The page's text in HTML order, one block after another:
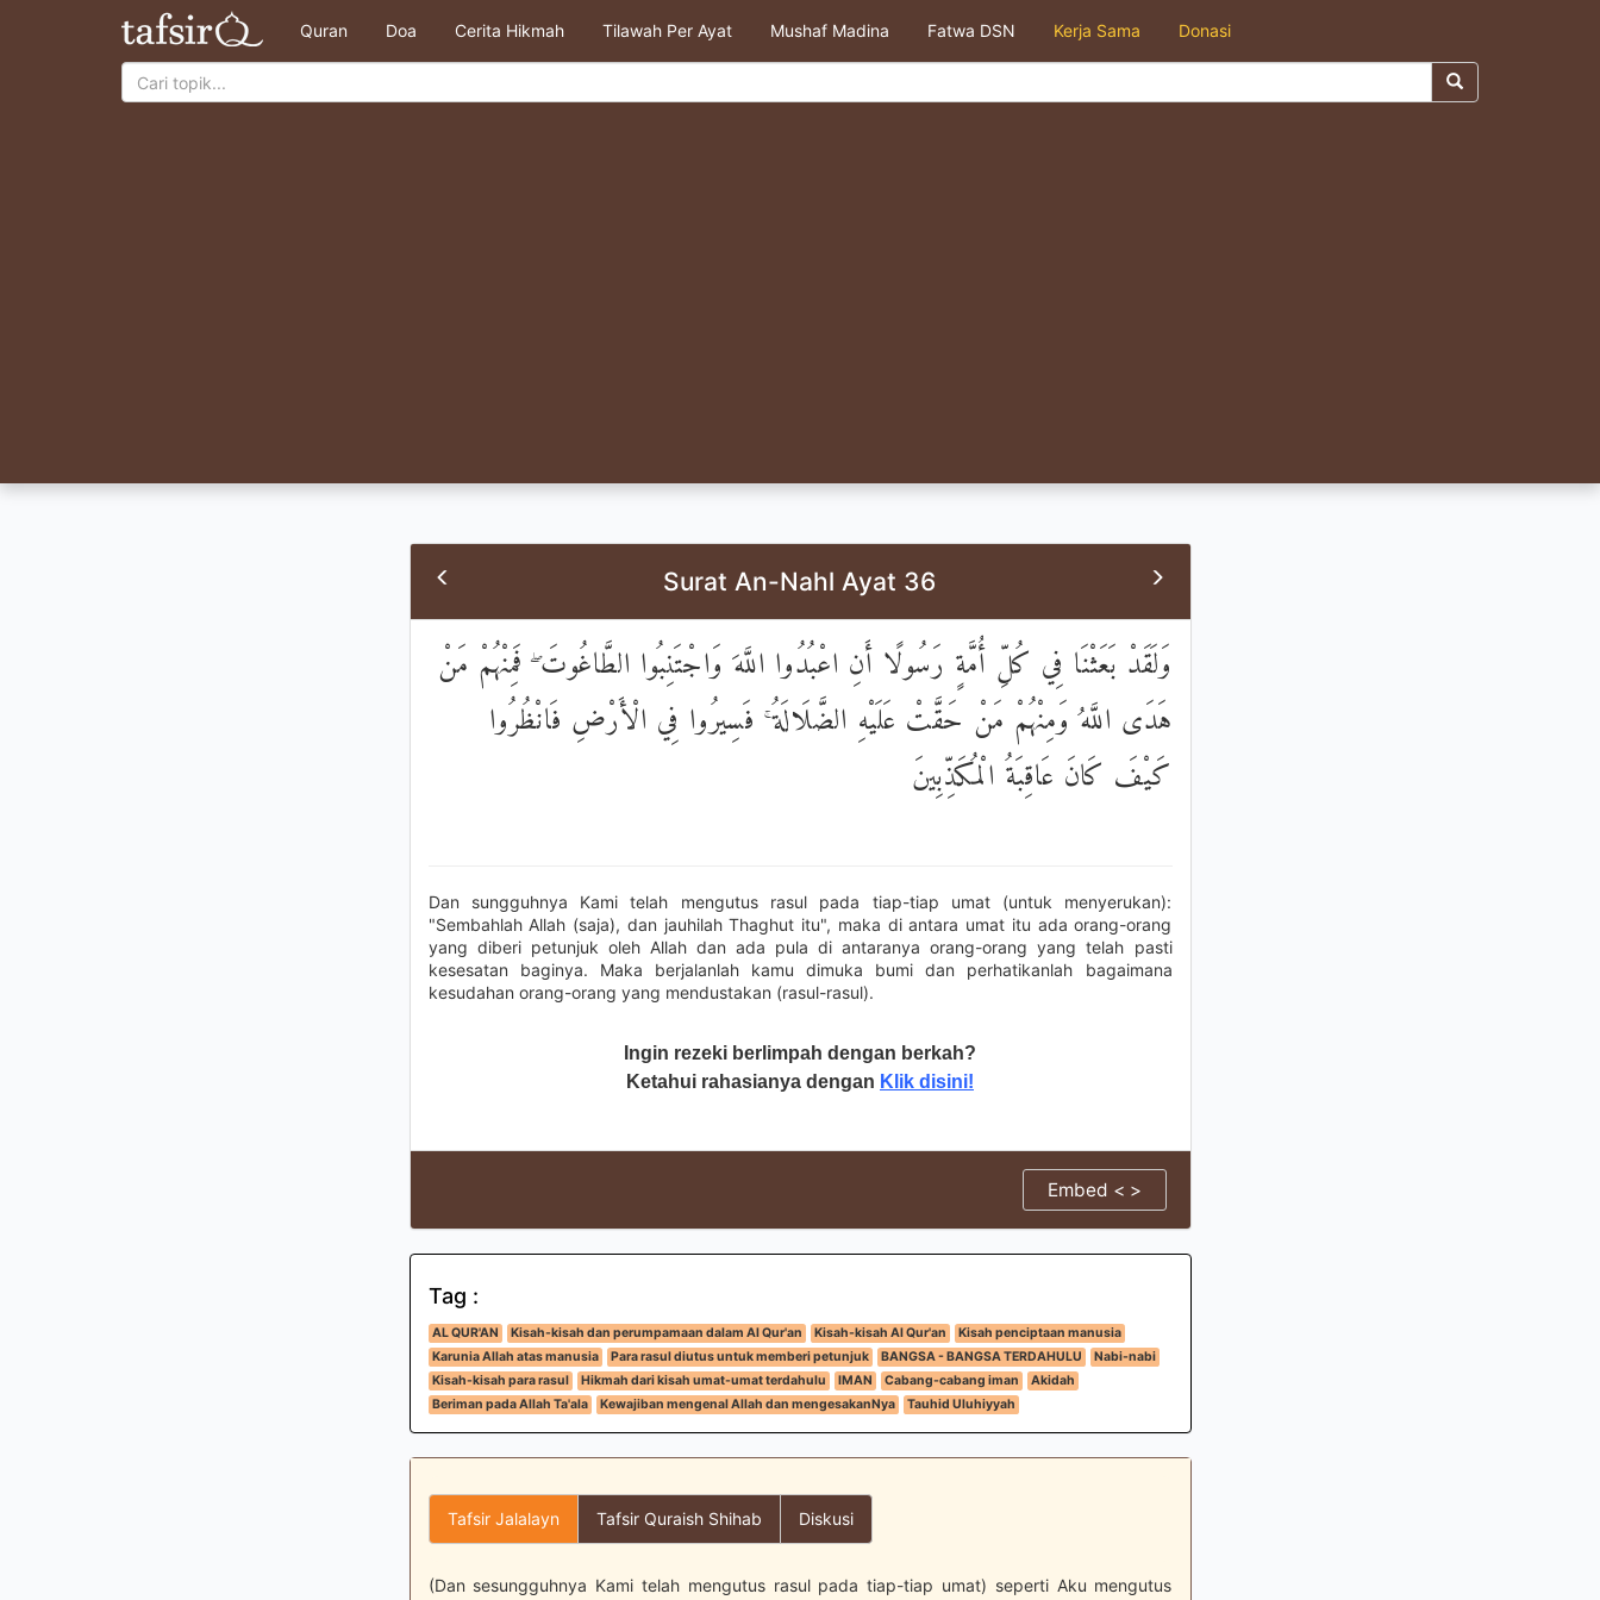
Quran Doa Cerita Hikmah Tilawah Per Ayat Mushaf Madina Fatwa DSN Kerja Sama Donasi
Surat An-Nahl Ayat 36
وَلَقَدْ بَعَثْنَا فِي كُلِّ أُمَّةٍ رَسُولًا أَنِ اعْبُدُوا اللَّهَ وَاجْتَنِبُوا الطَّاغُوتَ ۖ فَمِنْهُمْ مَنْ
هَدَى اللَّهُ وَمِنْهُمْ مَنْ حَقَّتْ عَلَيْهِ الضَّلَالَةُ ۚ فَسِيرُوا فِي الْأَرْضِ فَانْظُرُوا
كَيْفَ كَانَ عَاقِبَةُ الْمُكَذِّبِينَ
Dan sungguhnya Kami telah mengutus rasul pada tiap-tiap umat (untuk menyerukan):
"Sembahlah Allah (saja), dan jauhilah Thaghut itu", maka di antara umat itu ada orang-orang
yang diberi petunjuk oleh Allah dan ada pula di antaranya orang-orang yang telah pasti
kesesatan baginya. Maka berjalanlah kamu dimuka bumi dan perhatikanlah bagaimana
kesudahan orang-orang yang mendustakan (rasul-rasul).
Ingin rezeki berlimpah dengan berkah?
Ketahui rahasianya dengan Klik disini!
Embed < >
Tag :
AL QUR'AN Kisah-kisah dan perumpamaan dalam Al Qur'an Kisah-kisah Al Qur'an
Kisah penciptaan manusia
Karunia Allah atas manusia
Para rasul diutus untuk memberi petunjuk BANGSA - BANGSA TERDAHULU
Nabi-nabi
Kisah-kisah para rasul
Hikmah dari kisah umat-umat terdahulu IMAN Cabang-cabang iman
Akidah
Beriman pada Allah Ta'ala
Kewajiban mengenal Allah dan mengesakanNya Tauhid Uluhiyyah
Tafsir Jalalayn Tafsir Quraish Shihab Diskusi
(Dan sesungguhnya Kami telah mengutus rasul pada tiap-tiap umat) seperti Aku mengutus